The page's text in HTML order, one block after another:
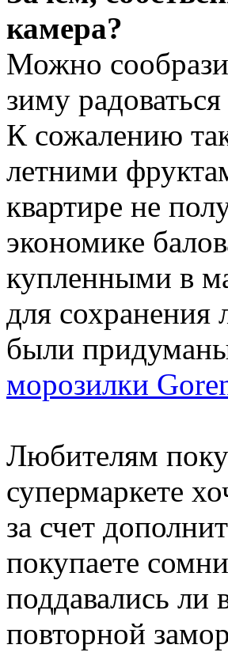
камера?
Можно
зиму
К сожалению
летними
квартире не
экономике
купленными в
для
были
морозилки
Любителям
супермаркете
за счет
покупаете
поддавались
повторной